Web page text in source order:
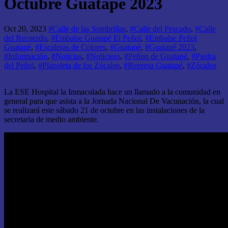
Octubre Guatapé 2023
Oct 20, 2023 #Calle de las Sombrillas, #Calle del Pescado, #Calle
del Recuerdo, #Embalse Guatapé El Peñol, #Embalse Peñol
Guatapé, #Escaleras de Colores, #Guatapé, #Guatapé 2023,
#Información, #Noticias, #Noticiero, #Peñon de Guatapé, #Piedra
del Peñol, #Plazoleta de los Zócalos, #Represa Guatapé, #Zócalos
La ESE Hospital la Inmaculada hace un llamado a la comunidad en
general para que asista a la Jornada Nacional De Vacunación, la cual
se realizará este sábado 21 de octubre en las instalaciones de la
secretaria de medio ambiente.